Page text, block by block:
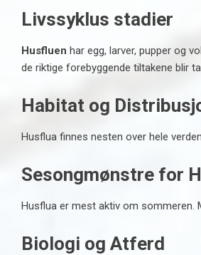
Livssyklus stadier
Husfluen har egg, larver, pupper og
de riktige forebyggende tiltakene blir
Habitat og
Husflua finnes nesten over hele
Sesongmønstre for
Husflua er mest aktiv om sommeren.
Biologi og Atferd